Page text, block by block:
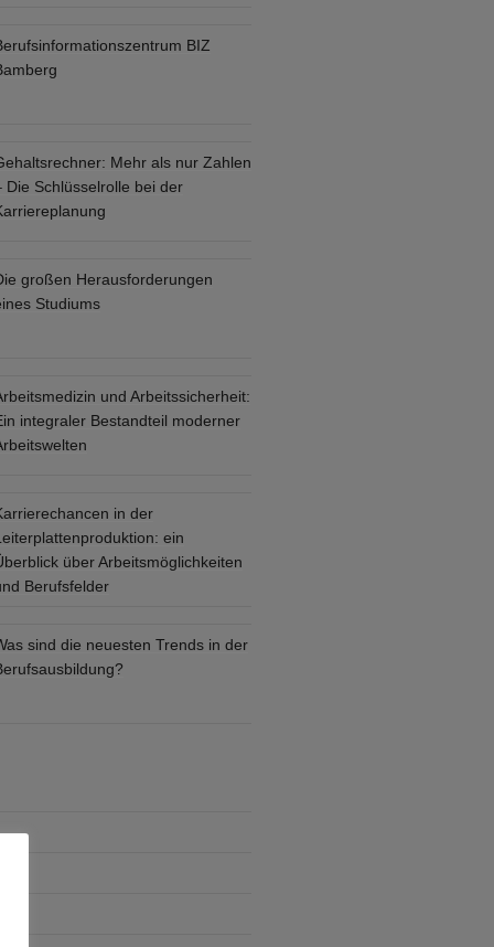
BIZ
Mehr als nur Zahlen
Die Schlüsselrolle bei der
großen Herausforderungen
Studiums
und Arbeitssicherheit:
integraler Bestandteil moderner
in der
ein
über Arbeitsmöglichkeiten
Berufsfelder
sind die neuesten Trends in der